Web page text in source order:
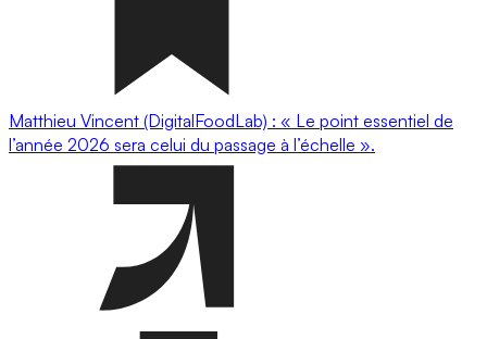
Matthieu Vincent (DigitalFoodLab) : « Le point essentiel de
l’année 2026 sera celui du passage à l’échelle ».